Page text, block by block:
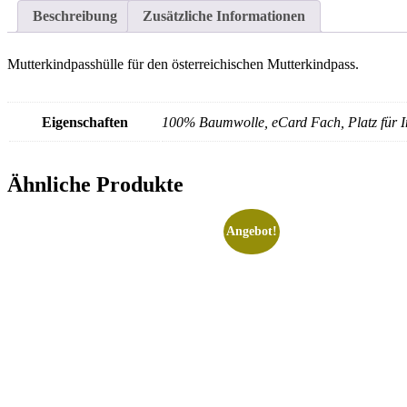
Beschreibung Zusätzliche Informationen
Mutterkindpasshülle für den österreichischen Mutterkindpass.
Eigenschaften 100% Baumwolle, eCard Fach, Platz für
Ähnliche Produkte
Angebot!